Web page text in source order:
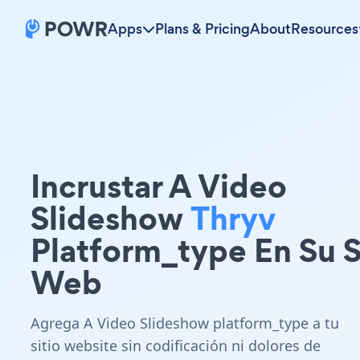
Apps Plans & PricingAboutResources
Incrustar A Video
SlideshowThryv
Platform_type En Su
Web
Agrega A Video Slideshow platform_type a tu
sitio website sin codificación ni dolores de